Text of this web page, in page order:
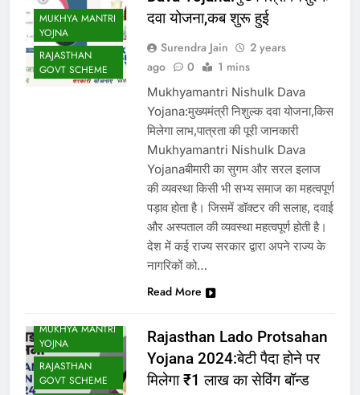
MUKHYA MANTRI
YOJNA
RAJASTHAN
GOVT SCHEME
दवा योजना,कब शुरू हुई
Surendra Jain
2 years
ago
0 1 mins
Mukhyamantri Nishulk Dava
Yojana:मुख्यमंत्री निशुल्क दवा योजना,किस
मिलेगा लाभ,पात्रता की पूरी जानकारी
Mukhyamantri Nishulk Dava
Yojanaबीमारी का सुगम और सरल इलाज
की व्यवस्था किसी भी सभ्य समाज का महत्वपूर्ण
पड़ाव होता है। जिसमें डॉक्टर की सलाह, दवाई
और अस्पताल की व्यवस्था महत्वपूर्ण होती है।
देश में कई राज्य सरकार द्वारा अपने राज्य के
नागरिकों को…
Read More
MUKHYA MANTRI
YOJNA
RAJASTHAN
GOVT SCHEME
Rajasthan Lado Protsahan
Yojana 2024:बेटी पैदा होने पर
मिलेगा ₹1 लाख का सेविंग बॉन्ड